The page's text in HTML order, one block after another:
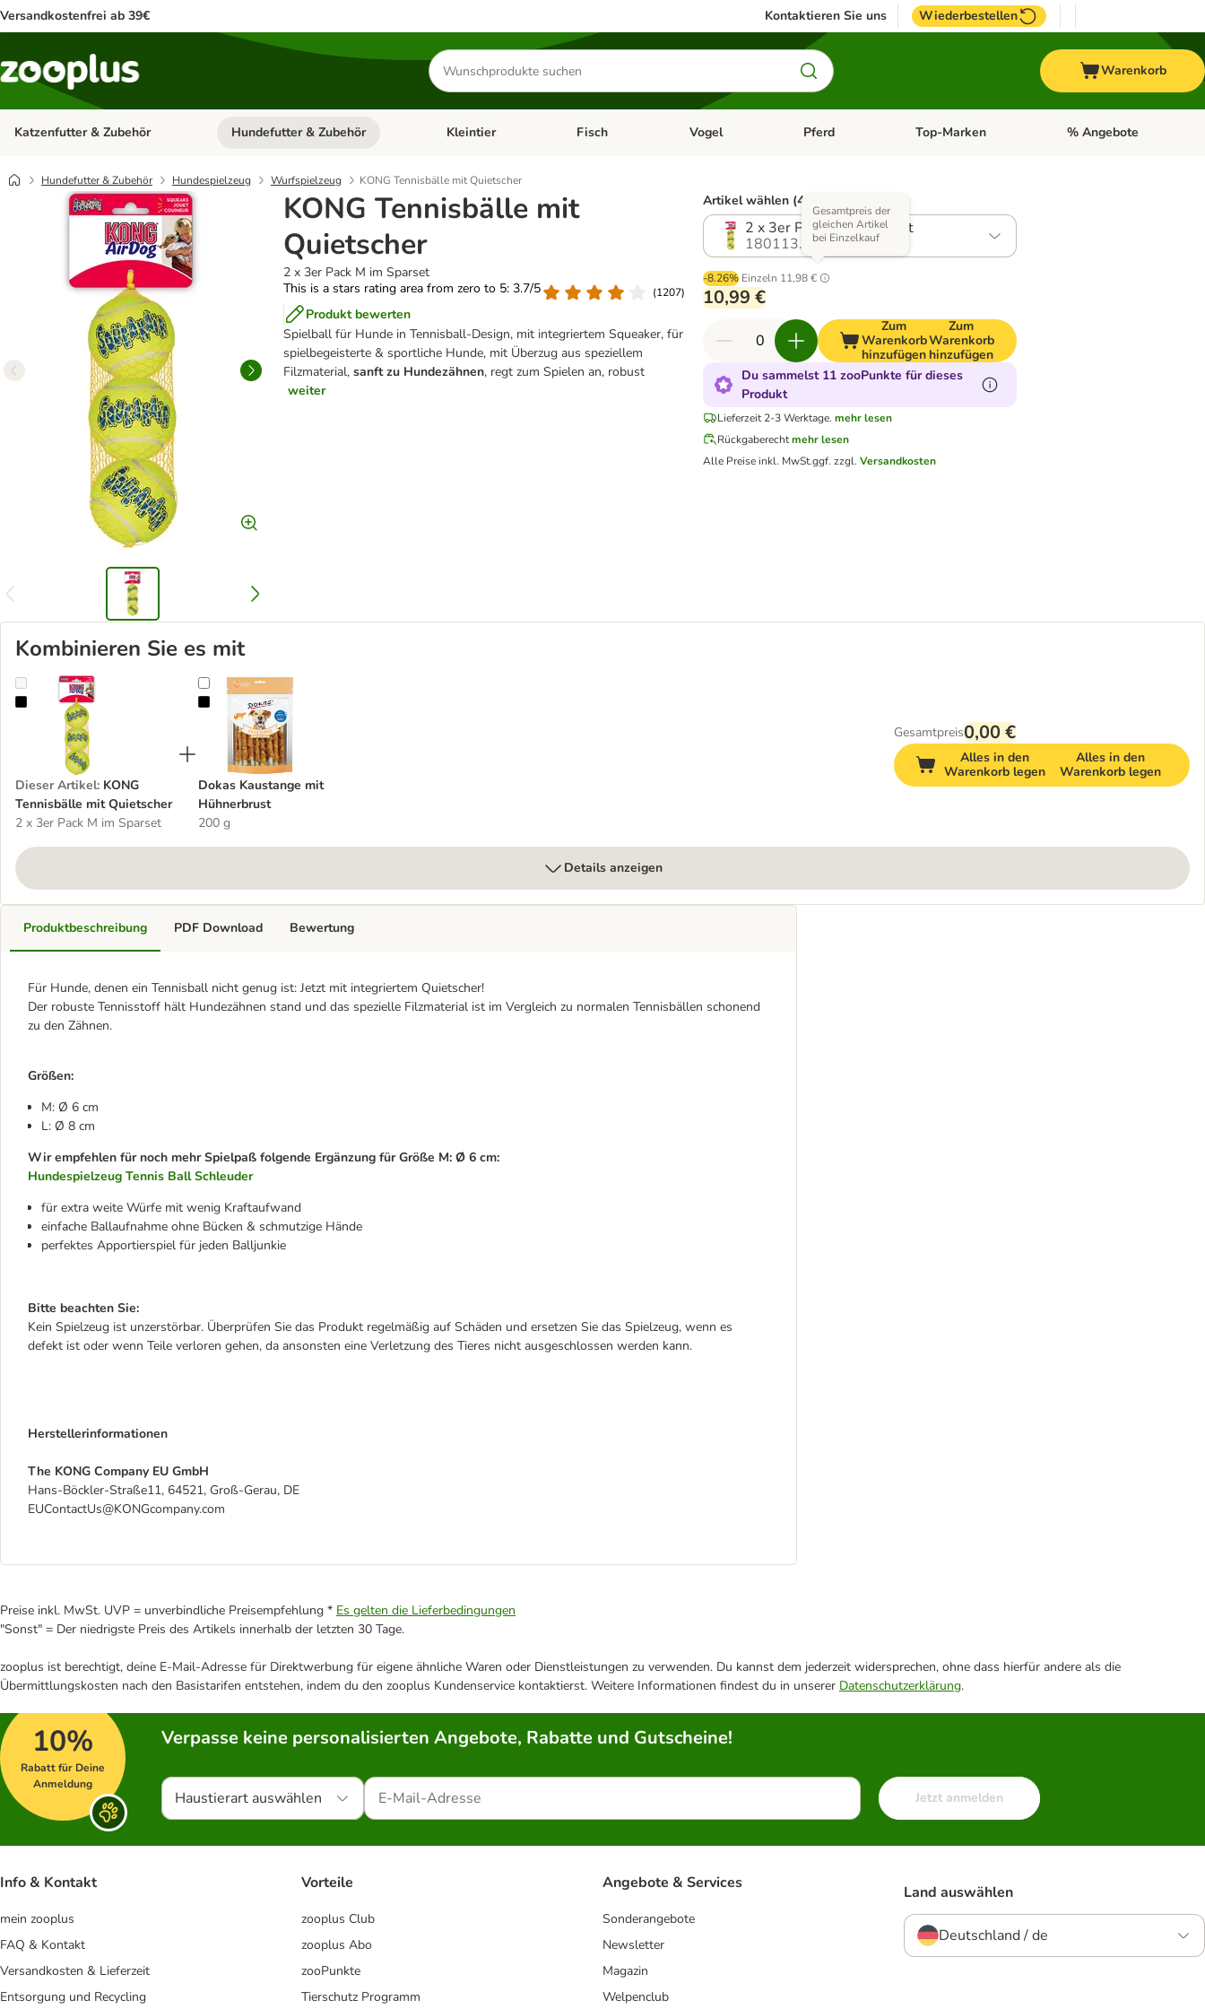
Versandkostenfrei ab 39€ Kontaktieren Sie uns Wiederbestellen
Produkte
suchen
Warenkorb
Katzenfutter & Zubehör Kategorie-Menü öffnen: Katzenfutter & Zubehör
Hundefutter & Zubehör Kategorie-Menü öffnen: Hundefutter & Zubehör
Kleintier Kategorie-Menü öffnen: Kleintier
Fisch Kategorie-Menü öffnen: Fisch
Vogel Kategorie-Menü öffnen: Vogel
Pferd Kategorie-Menü öffnen: Pferd
Top-Marken Kategorie-Menü öffnen:
% Angebote
Hundefutter & Zubehör Hundespielzeug Wurfspielzeug KONG Tennisbälle mit Quietscher
KONG Tennisbälle mit
Quietscher
2 x 3er Pack M im Sparset
This is a stars rating area from zero to 5: 3.7/5
(1207)
Produkt bewerten
Spielball für Hunde in Tennisball-Design, mit integriertem Squeaker, für
spielbegeisterte & sportliche Hunde, mit Überzug aus speziellem
Filzmaterial, sanft zu Hundezähnen, regt zum Spielen an, robust
weiter
Artikel wählen (4 Varianten)
2 x 3er Pack M im Sparset
180113.4
-8.26% Einzeln 11,98 €
Gesamtpreis der
gleichen Artikel
bei Einzelkauf
10,99 €
Zum
Warenkorb
hinzufügen
Zum
Warenkorb
hinzufügen
Du sammelst 11 zooPunkte für dieses
Produkt
Lieferzeit 2-3 Werktage. mehr lesen
Rückgaberecht mehr lesen
Alle Preise inkl. MwSt.ggf. zzgl. Versandkosten
Kombinieren Sie es mit
KONG Tennisbälle mit Quietscher
Dieser Artikel: KONG
Tennisbälle mit Quietscher
2 x 3er Pack M im Sparset
Dokas Kaustange mit Hühnerbrust
Dokas Kaustange mit
Hühnerbrust
200 g
Gesamtpreis0,00 €
Alles in den
Warenkorb legen
Alles in den
Warenkorb legen
Details anzeigen
Produktbeschreibung
Für Hunde, denen ein Tennisball nicht genug ist: Jetzt mit integriertem Quietscher!
Der robuste Tennisstoff hält Hundezähnen stand und das spezielle Filzmaterial ist im Vergleich zu normalen Tennisbällen schonend
zu den Zähnen.
Größen:
M: Ø 6 cm
L: Ø 8 cm
Wir empfehlen für noch mehr Spielpaß folgende Ergänzung für Größe M: Ø 6 cm:
Hundespielzeug Tennis Ball Schleuder
für extra weite Würfe mit wenig Kraftaufwand
einfache Ballaufnahme ohne Bücken & schmutzige Hände
perfektes Apportierspiel für jeden Balljunkie
Bitte beachten Sie:
Kein Spielzeug ist unzerstörbar. Überprüfen Sie das Produkt regelmäßig auf Schäden und ersetzen Sie das Spielzeug, wenn es
defekt ist oder wenn Teile verloren gehen, da ansonsten eine Verletzung des Tieres nicht ausgeschlossen werden kann.
Herstellerinformationen
The KONG Company EU GmbH
Hans-Böckler-Straße11, 64521, Groß-Gerau, DE
EUContactUs@KONGcompany.com
PDF Download Bewertung
Preise inkl. MwSt. UVP = unverbindliche Preisempfehlung * Es gelten die Lieferbedingungen
"Sonst" = Der niedrigste Preis des Artikels innerhalb der letzten 30 Tage.
zooplus ist berechtigt, deine E-Mail-Adresse für Direktwerbung für eigene ähnliche Waren oder Dienstleistungen zu verwenden. Du kannst dem jederzeit widersprechen, ohne dass hierfür andere als die
Übermittlungskosten nach den Basistarifen entstehen, indem du den zooplus Kundenservice kontaktierst. Weitere Informationen findest du in unserer Datenschutzerklärung.
10%
Rabatt für Deine
Anmeldung
Verpasse keine personalisierten Angebote, Rabatte und Gutscheine!
Haustierart auswählen Jetzt anmelden
Info & Kontakt
mein zooplus
FAQ & Kontakt
Versandkosten & Lieferzeit
Entsorgung und Recycling
Vorteile
zooplus Club
zooplus Abo
zooPunkte
Tierschutz Programm
Angebote & Services
Sonderangebote
Newsletter
Magazin
Welpenclub
Land auswählen
Deutschland / de